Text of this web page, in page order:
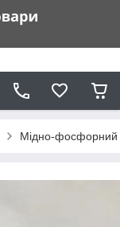
Мідно-фосфорний